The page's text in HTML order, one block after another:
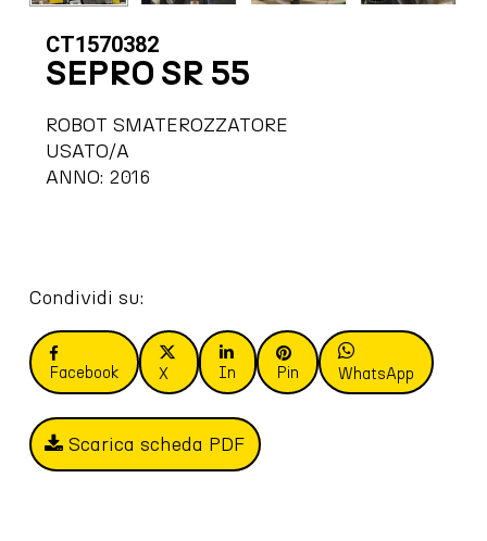
CT1570382
SEPRO SR 55
ROBOT SMATEROZZATORE
USATO/A
ANNO: 2016
Condividi su:
Facebook X In Pin WhatsApp
Scarica scheda PDF